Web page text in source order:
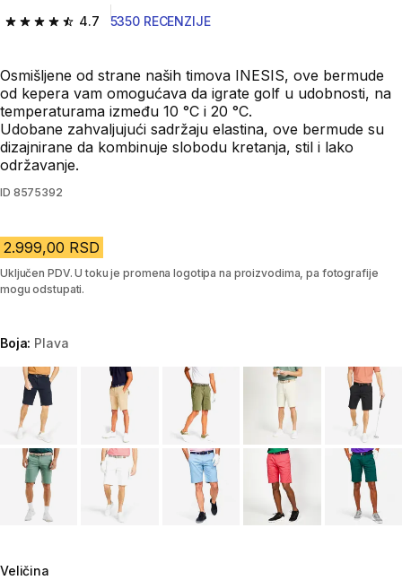
4.7
4.7 od 5 zvezdica from 5350 Recenzije
5350 RECENZIJE
Osmišljene od strane naših timova INESIS, ove bermude
od kepera vam omogućava da igrate golf u udobnosti, na
temperaturama između 10 °C i 20 °C.
Udobane zahvaljujući sadržaju elastina, ove bermude su
dizajnirane da kombinuje slobodu kretanja, stil i lako
održavanje.
ID 8575392
2.999,00 RSD
Uključen PDV. U toku je promena logotipa na proizvodima, pa fotografije
mogu odstupati.
Boja: Plava
Choose a variant
Veličina